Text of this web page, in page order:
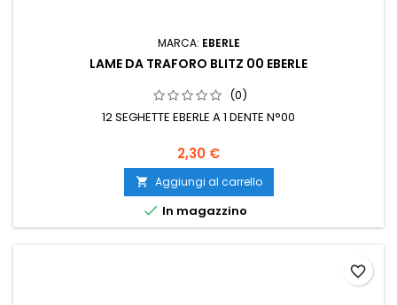
MARCA: EBERLE
LAME DA TRAFORO BLITZ 00 EBERLE
(0)
12 SEGHETTE EBERLE A 1 DENTE N°00
2,30 €
 Aggiungi al carrello
 In magazzino
favorite_border